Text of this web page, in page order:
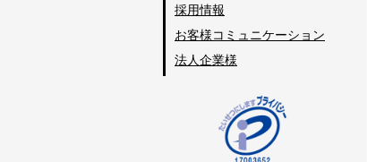
採用情報
お客様コミュニケーション
法人企業様